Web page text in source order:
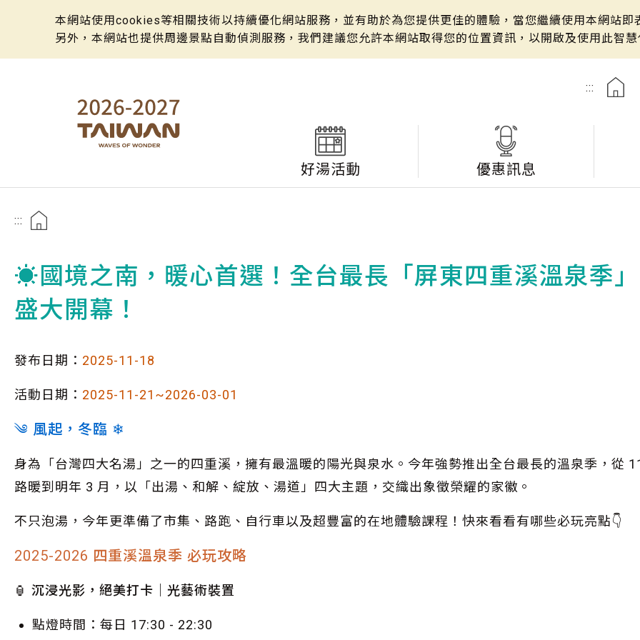
本網站使用cookies等相關技術以持續優化網站服務，並有助於為您提供更佳的體驗，當您繼續使用本網站
另外，本網站也提供周邊景點自動偵測服務，我們建議您允許本網站取得您的位置資訊，以開啟及使用此智
:::
好湯活動 優惠訊息
:::
☀️國境之南，暖心首選！全台最長「屏東四重溪溫泉季
盛大開幕！
發布日期： 2025-11-18
活動日期： 2025-11-21~2026-03-01
༄ 風起，冬臨 ❄
身為「台灣四大名湯」之一的四重溪，擁有最溫暖的陽光與泉水。今年強勢推出全台最長的溫泉季，從
路暖到明年 3 月，以「出湯、和解、綻放、湯道」四大主題，交織出象徵榮耀的家徽。
不只泡湯，今年更準備了市集、路跑、自行車以及超豐富的在地體驗課程！快來看看有哪些必玩亮點👇
2025-2026 四重溪溫泉季 必玩攻略
🏮 沉浸光影，絕美打卡｜光藝術裝置
點燈時間：每日 17:30 - 22:30